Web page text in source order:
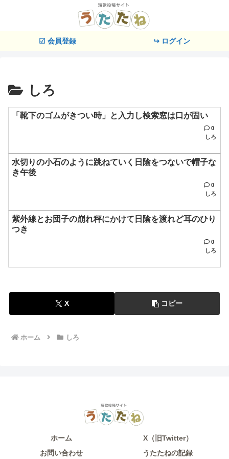
☑ 会員登録 ↪ ログイン
しろ
「靴下のゴムがきつい時」と入力し検索窓は口が固い
0
しろ
水切りの小石のように跳ねていく日陰をつないで帽子な
き午後
0
しろ
紫外線とお団子の崩れ秤にかけて日陰を渡れど耳のひり
つき
0
しろ
X コピー
ホーム しろ
ホーム
X（旧Twitter）
お問い合わせ
うたたねの記録